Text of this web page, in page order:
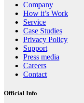
Company
How it’s Work
Service
Case Studies
Privacy Policy
Support
Press media
Careers
Contact
Official Info